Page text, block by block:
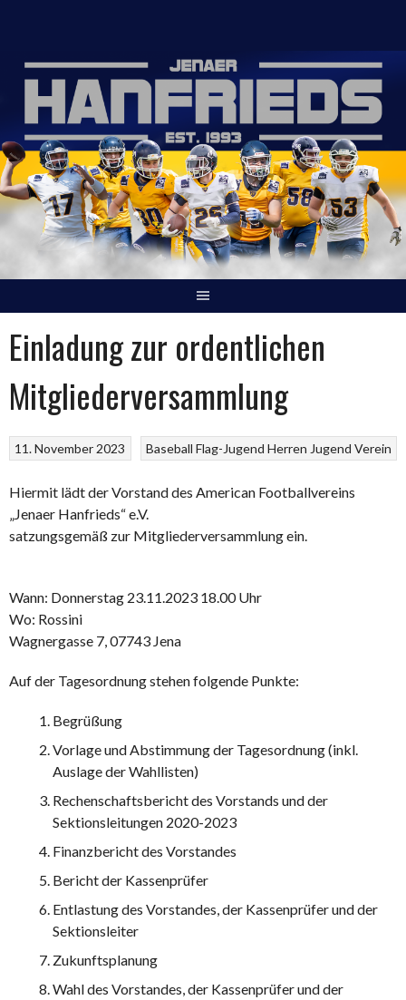
Einladung zur ordentlichen
Mitgliederversammlung
Baseball Flag-Jugend Herren Jugend Verein
11. November 2023
Hiermit lädt der Vorstand des American Footballvereins
„Jenaer Hanfrieds“ e.V.
satzungsgemäß zur Mitgliederversammlung ein.
Wann: Donnerstag 23.11.2023 18.00 Uhr
Wo: Rossini
Wagnergasse 7, 07743 Jena
Auf der Tagesordnung stehen folgende Punkte:
Begrüßung
Vorlage und Abstimmung der Tagesordnung (inkl.
Auslage der Wahllisten)
Rechenschaftsbericht des Vorstands und der
Sektionsleitungen 2020-2023
Finanzbericht des Vorstandes
Bericht der Kassenprüfer
Entlastung des Vorstandes, der Kassenprüfer und der
Sektionsleiter
Zukunftsplanung
Wahl des Vorstandes, der Kassenprüfer und der